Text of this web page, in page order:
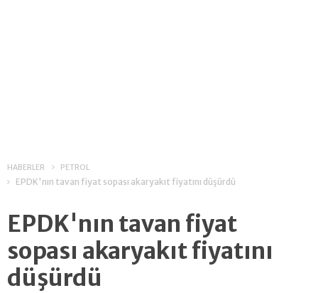
HABERLER PETROL
EPDK'nın tavan fiyat sopası akaryakıt fiyatını düşürdü
EPDK'nın tavan fiyat
sopası akaryakıt fiyatını
düşürdü